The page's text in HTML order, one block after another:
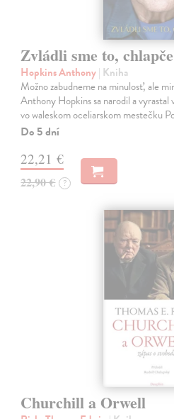
Zvládli sme to, chlapče
Hopkins Anthony| Kniha
Možno zabudneme na minulosť, ale
Anthony Hopkins sa narodil a
vo waleskom oceliarskom mestečku
Do 5 dní
22,21 €
22,90 € ?
Churchill a Orwell